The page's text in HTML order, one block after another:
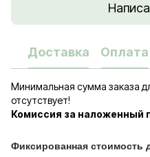
Доставка Оплата
Минимальная сумма заказа
отсутствует!
Комиссия за наложенный
Фиксированная стоимость